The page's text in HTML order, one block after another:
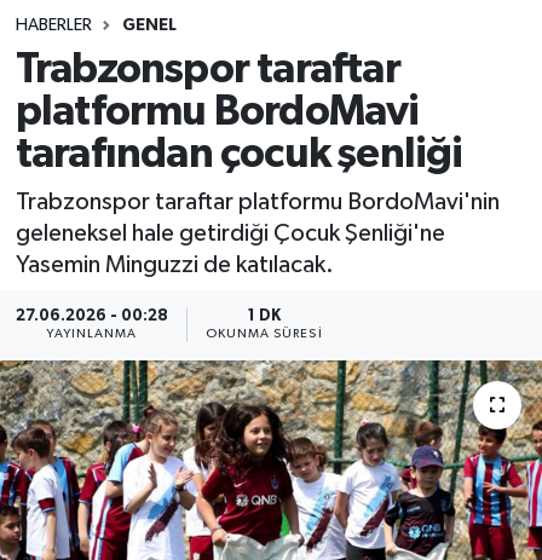
HABERLER GENEL
Trabzonspor taraftar
platformu BordoMavi
tarafından çocuk şenliği
Trabzonspor taraftar platformu BordoMavi'nin
geleneksel hale getirdiği Çocuk Şenliği'ne
Yasemin Minguzzi de katılacak.
27.06.2026 - 00:28
YAYINLANMA
1 DK
OKUNMA SÜRESI
Spor
Teknoloji
Yaşam